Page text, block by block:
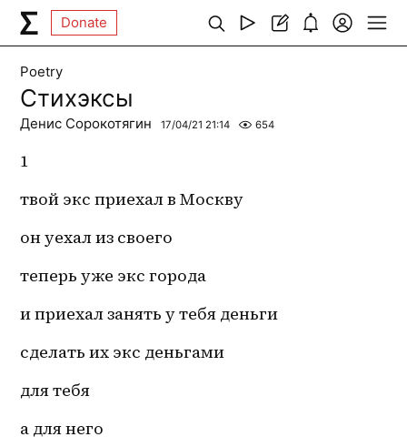
Donate
Poetry
Стихэксы
Денис Сорокотягин 17/04/21 21:14 654
1
твой экс приехал в Москву
он уехал из своего
теперь уже экс города
и приехал занять у тебя деньги
сделать их экс деньгами
для тебя
а для него